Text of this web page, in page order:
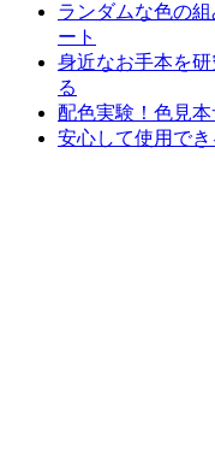
ランダムな色の
ート
身近なお手本を
る
配色実験！色見
安心して使用で